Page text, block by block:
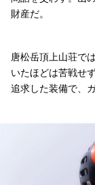
財産だ。
唐松岳頂上山荘で
いたほどは苦戦せ
追求した装備で、